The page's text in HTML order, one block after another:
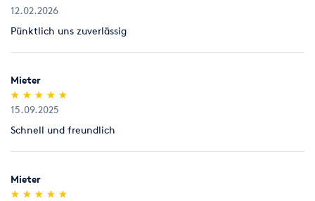
ungeöffnet (kein Anbruch).
Legitimation
Als Neukunde bitten wir Sie einen gültigen amtlichen
(Personalausweis).
12.02.2026
Pünktlich uns zuverlässig
Mieter
(*)
★
★
(*) ★
★
(*) ★
★
(*) ★
★
(*) ★
★
15.09.2025
Schnell und freundlich
Mieter
(*)
★
★
(*) ★
★
(*) ★
★
(*) ★
★
(*) ★
★